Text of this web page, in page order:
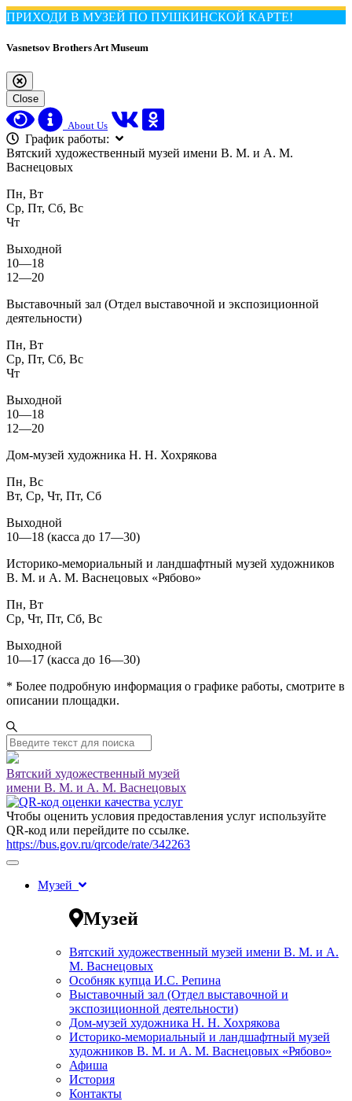
ПРИХОДИ В МУЗЕЙ ПО ПУШКИНСКОЙ КАРТЕ!
Vasnetsov Brothers Art Museum
Close
About Us
График работы:
Вятский художественный музей имени В. М. и А. М.
Васнецовых
Пн, Вт
Ср, Пт, Сб, Вс
Чт
Выходной
10—18
12—20
Выставочный зал (Отдел выставочной и экспозиционной
деятельности)
Пн, Вт
Ср, Пт, Сб, Вс
Чт
Выходной
10—18
12—20
Дом-музей художника Н. Н. Хохрякова
Пн, Вс
Вт, Ср, Чт, Пт, Сб
Выходной
10—18 (касса до 17—30)
Историко-мемориальный и ландшафтный музей художников
В. М. и А. М. Васнецовых «Рябово»
Пн, Вт
Ср, Чт, Пт, Сб, Вс
Выходной
10—17 (касса до 16—30)
* Более подробную информация о графике работы, смотрите в
описании площадки.
Вятский художественный музей
имени В. М. и А. М. Васнецовых
Чтобы оценить условия предоставления услуг используйте
QR-код или перейдите по ссылке.
https://bus.gov.ru/qrcode/rate/342263
Музей
Музей
Вятский художественный музей имени В. М. и А.
М. Васнецовых
Особняк купца И.С. Репина
Выставочный зал (Отдел выставочной и
экспозиционной деятельности)
Дом-музей художника Н. Н. Хохрякова
Историко-мемориальный и ландшафтный музей
художников В. М. и А. М. Васнецовых «Рябово»
Афиша
История
Контакты